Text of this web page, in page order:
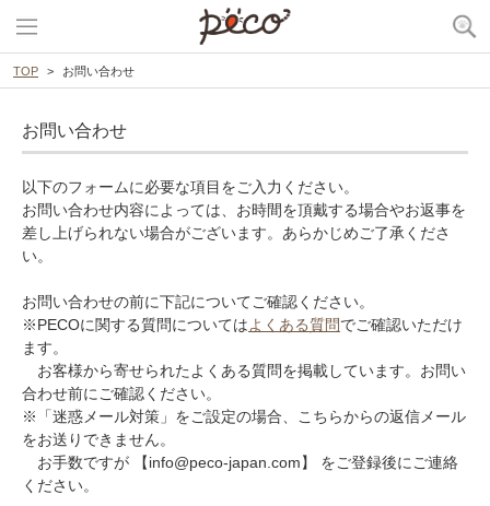
TOP お問い合わせ
お問い合わせ
以下のフォームに必要な項目をご入力ください。
お問い合わせ内容によっては、お時間を頂戴する場合やお返事を
差し上げられない場合がございます。あらかじめご了承くださ
い。
お問い合わせの前に下記についてご確認ください。
※PECOに関する質問についてはよくある質問でご確認いただけ
ます。
お客様から寄せられたよくある質問を掲載しています。お問い
合わせ前にご確認ください。
※「迷惑メール対策」をご設定の場合、こちらからの返信メール
をお送りできません。
お手数ですが 【info@peco-japan.com】 をご登録後にご連絡
ください。